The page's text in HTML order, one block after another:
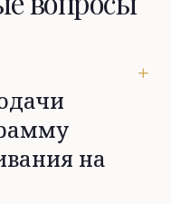
на
+